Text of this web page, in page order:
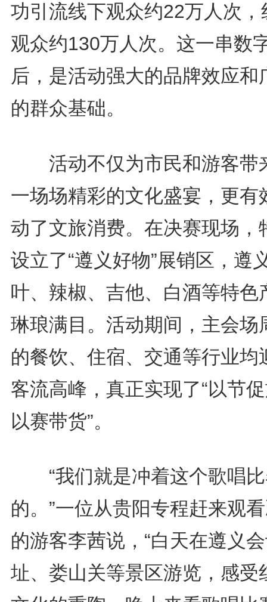
功引流线下观众约22万人次，
观众约130万人次。这一串数
后，是活动强大的品牌效应和
的群众基础。
活动不仅为市民和游客带
一场场精彩的文化盛宴，更有
动了文旅消费。在决赛现场，
设立了“遵义好物”展销区，遵
叶、辣椒、吉他、白酒等特色
琳琅满目。活动期间，主会场
的餐饮、住宿、交通等行业均
客流高峰，真正实现了“以节
以赛带货”。
“我们就是冲着这个歌唱比
的。”一位从贵阳专程赶来观
的游客李茜说，“白天在遵义
址、娄山关等景区游览，感受